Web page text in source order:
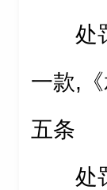
处
一款,
五条
处